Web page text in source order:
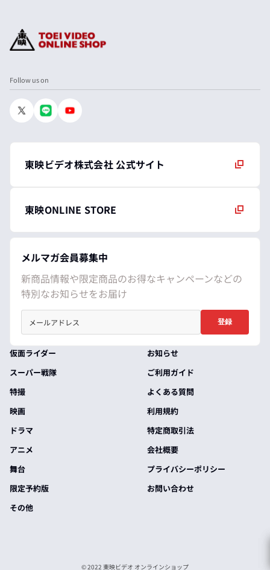
Follow us on
東映ビデオ株式会社 公式サイト
東映ONLINE STORE
メルマガ会員募集中
新商品情報や限定商品のお得なキャンペーンなどの
特別なお知らせをお届け
登録
仮面ライダー
スーパー戦隊
特撮
映画
ドラマ
アニメ
舞台
限定予約版
その他
お知らせ
ご利用ガイド
よくある質問
利用規約
特定商取引法
会社概要
プライバシーポリシー
お問い合わせ
© 2022 東映ビデオ オンラインショップ